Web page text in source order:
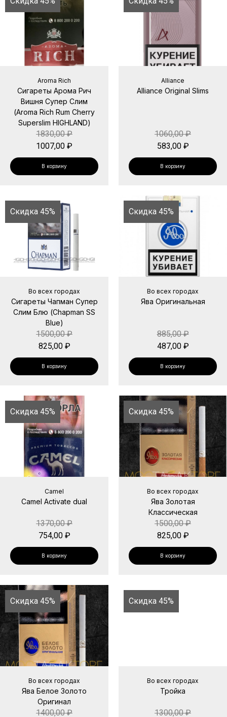
Aroma Rich
Сигареты Арома Рич
Вишня Супер Слим
(Aroma Rich Rum Cherry
Superslim HIGHLAND)
1830,00₽
1007,00 ₽
В корзину
Alliance
Alliance Original Slims
1060,00₽
583,00 ₽
В корзину
Скидка 45%
Во всех городах
Сигареты Чапман Супер
Слим Блю (Chapman SS
Blue)
1500,00₽
825,00 ₽
В корзину
Скидка 45%
Во всех городах
Ява Оригинальная
885,00₽
487,00 ₽
В корзину
Скидка 45%
Camel
Camel Activate dual
1370,00₽
754,00 ₽
В корзину
Скидка 45%
Во всех городах
Ява Золотая
Классическая
1500,00₽
825,00 ₽
В корзину
Скидка 45%
Во всех городах
Ява Белое Золото
Оригинал
1400,00₽
Скидка 45%
Во всех городах
Тройка
1300,00₽